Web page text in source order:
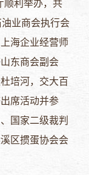
顺利举办，共
业商会执行会
海企业经营师
东商会副会
培河，交大百
席活动并参
国家二级裁判
区掼蛋协会会